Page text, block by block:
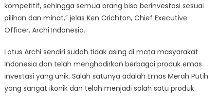
kompetitif, sehingga semua orang bisa berinvestasi sesuai
pilihan dan minat,” jelas Ken Crichton, Chief Executive
Officer, Archi Indonesia.
Lotus Archi sendiri sudah tidak asing di mata masyarakat
Indonesia dan telah menghadirkan berbagai produk emas
investasi yang unik. Salah satunya adalah Emas Merah Putih
yang sangat ikonik dan telah menjadi salah satu produk